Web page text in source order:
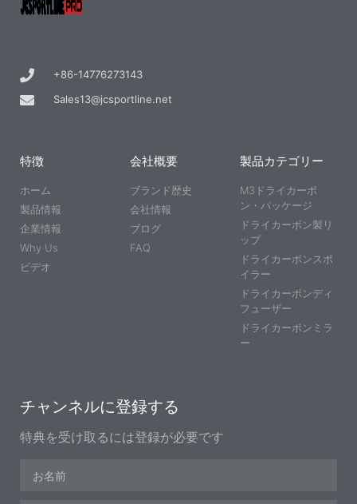
+86-14776273143
Sales13@jcsportline.net
特徴
ホーム
製品情報
企業情報
Why Us
ビデオ
会社概要
ブランド歴史
会社情報
ブログ
FAQ
製品カテゴリー
M3ドライカーボ
ン・パッケージ
ドライカーボン製リ
ップ
ドライカーボンスポ
イラー
ドライカーボンディ
フューザー
ドライカーボンミラ
ー
チャンネルに登録する
特典を受け取るには登録が必要です